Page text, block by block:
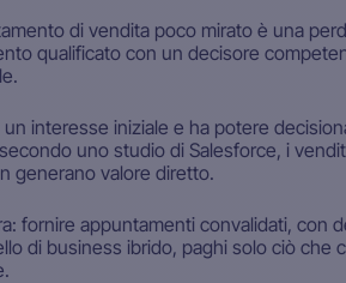
di vendita poco mirato è una
qualificato con un decisore
interesse iniziale e ha potere
uno studio di Salesforce, i
generano valore diretto.
fornire appuntamenti convalidati, con
di business ibrido, paghi solo ciò che